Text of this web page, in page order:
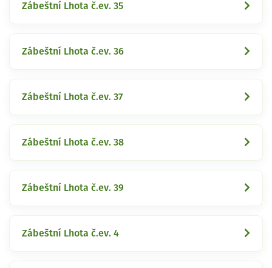
Zábeštní Lhota č.ev. 35
Zábeštní Lhota č.ev. 36
Zábeštní Lhota č.ev. 37
Zábeštní Lhota č.ev. 38
Zábeštní Lhota č.ev. 39
Zábeštní Lhota č.ev. 4